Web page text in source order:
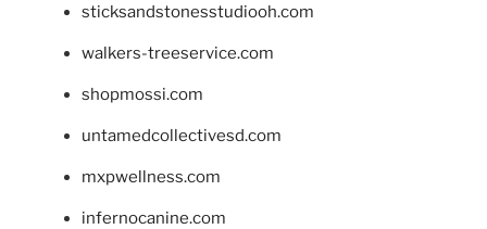
sticksandstonesstudiooh.com
walkers-treeservice.com
shopmossi.com
untamedcollectivesd.com
mxpwellness.com
infernocanine.com